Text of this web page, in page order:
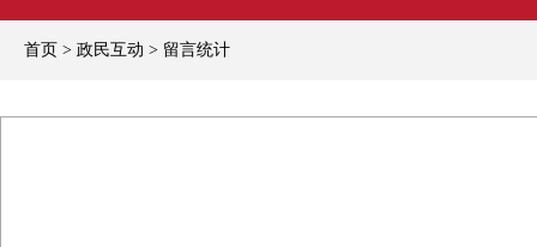
首页 > 政民互动 > 留言统计